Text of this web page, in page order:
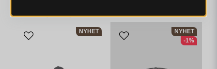
I webblager - 4-8 dagar
NYHET
NYHET
-1%